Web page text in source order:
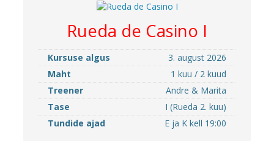
Rueda de Casino I
Kursuse algus
3. august 2026
Maht
1 kuu / 2 kuud
Treener
Andre & Marita
Tase
I (Rueda 2. kuu)
Tundide ajad
E ja K kell 19:00